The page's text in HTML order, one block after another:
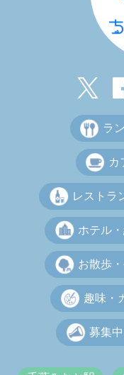
ラ
カ
レストラ
ホテル
お散歩
趣味・
募集中